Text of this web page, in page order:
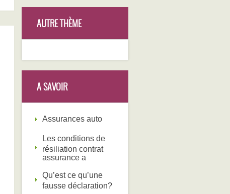
AUTRE THÈME
A SAVOIR
Assurances auto
Les conditions de
résiliation contrat
assurance a
Qu’est ce qu’une
fausse déclaration?